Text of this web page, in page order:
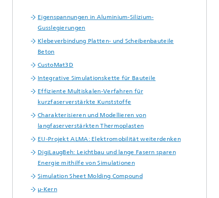
Eigenspannungen in Aluminium-Silizium-
Gusslegierungen
Klebeverbindung Platten- und Scheibenbauteile
Beton
CustoMat3D
Integrative Simulationskette für Bauteile
Effiziente Multiskalen-Verfahren für
kurzfaserverstärkte Kunststoffe
Charakterisieren und Modellieren von
langfaserverstärkten Thermoplasten
EU-Projekt ALMA: Elektromobilität weiterdenken
DigiLaugBeh: Leichtbau und lange Fasern sparen
Energie mithilfe von Simulationen
Simulation Sheet Molding Compound
µ-Kern